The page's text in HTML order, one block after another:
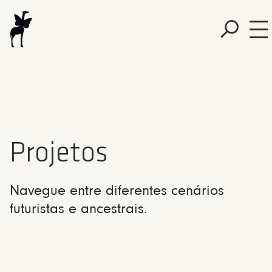
Projetos
Navegue entre diferentes cenários
futuristas e ancestrais.